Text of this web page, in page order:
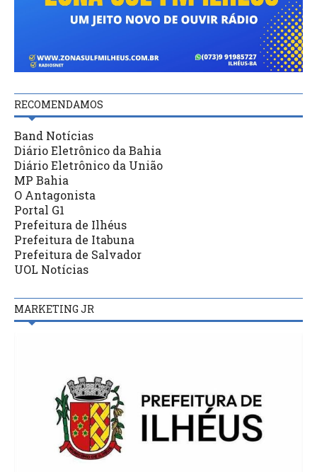
RECOMENDAMOS
Band Notícias
Diário Eletrônico da Bahia
Diário Eletrônico da União
MP Bahia
O Antagonista
Portal G1
Prefeitura de Ilhéus
Prefeitura de Itabuna
Prefeitura de Salvador
UOL Notícias
MARKETING JR